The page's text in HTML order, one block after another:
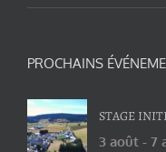
PROCHAINS
STAGE
3 août - 7